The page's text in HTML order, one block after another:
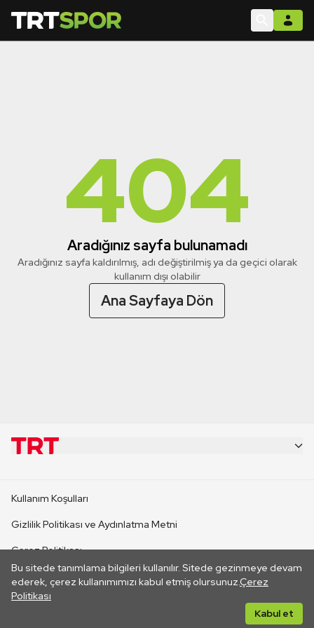
404
Aradığınız sayfa bulunamadı
Aradığınız sayfa kaldırılmış, adı değiştirilmiş ya da geçici olarak
kullanım dışı olabilir
Ana Sayfaya Dön
Bu sitede tanımlama bilgileri kullanılır. Sitede gezinmeye devam
ederek, çerez kullanımımızı kabul etmiş olursunuz.Çerez
Politikası
Kabul et
CANLI YAYINLAR
Kullanım Koşulları
Gizlilik Politikası ve Aydınlatma Metni
Çerez Politikası
İletişim
Her hakkı saklıdır. ©2026 TRT. Bağlantı yoluyla gidilen dış